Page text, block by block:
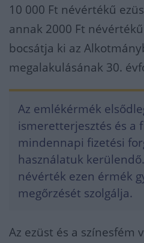
10 000 Ft névértékű
annak 2000 Ft
bocsátja ki az
megalakulásának 30.
Az emlékérmék
ismeretterjesztés és a
mindennapi fizetési
használatuk
névérték ezen érmék
megőrzését szolgálja.
Az ezüst és a színesfém